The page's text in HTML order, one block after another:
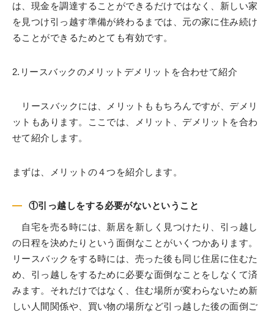
は、現金を調達することができるだけではなく、新しい家
を見つけ引っ越す準備が終わるまでは、元の家に住み続け
ることができるためとても有効です。
2.リースバックのメリットデメリットを合わせて紹介
リースバックには、メリットももちろんですが、デメリ
ットもあります。ここでは、メリット、デメリットを合わ
せて紹介します。
まずは、メリットの４つを紹介します。
①引っ越しをする必要がないということ
自宅を売る時には、新居を新しく見つけたり、引っ越し
の日程を決めたりという面倒なことがいくつかあります。
リースバックをする時には、売った後も同じ住居に住むた
め、引っ越しをするために必要な面倒なことをしなくて済
みます。それだけではなく、住む場所が変わらないため新
しい人間関係や、買い物の場所など引っ越した後の面倒ご